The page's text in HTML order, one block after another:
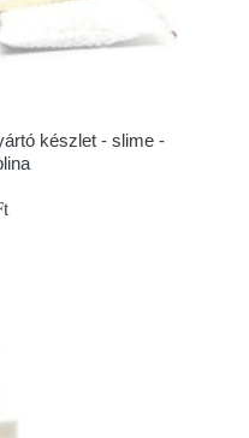
készlet - slime -